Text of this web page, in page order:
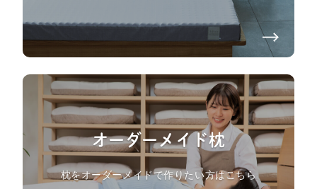
オーダーメイド枕
枕をオーダーメイドで作りたい方はこちら